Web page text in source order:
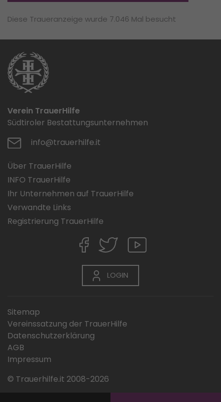
Diese Traueranzeige wurde 7.046 Mal besucht
Verein TrauerHilfe
Südtiroler Bestattungsunternehmen
info@trauerhilfe.it
Über TrauerHilfe
INFO TrauerHilfe
Ihr Unternehmen auf TrauerHilfe
Verwandte Links
Registrierung TrauerHilfe
LOGIN
Sitemap
Vereinssatzung der TrauerHilfe
Datenschutzerklärung
AGB
Impressum
© Trauerhilfe.it 2008-2026